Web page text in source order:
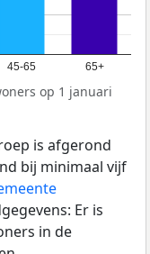
45-65 65+
op 1 januari
is afgerond
bij minimaal vijf
Er is
in de